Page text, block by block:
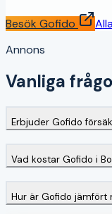
Besök Gofido
Annons
Vanliga
Erbjuder Gofido
Vad kostar Gofido i
Hur är Gofido jämfört